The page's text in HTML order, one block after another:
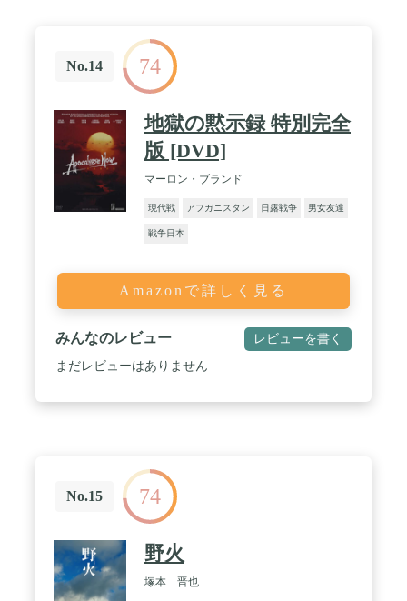
No.14 74
地獄の黙示録 特別完全
版 [DVD]
マーロン・ブランド
現代戦 アフガニスタン 日露戦争 男女友達
戦争日本
Amazonで詳しく見る
みんなのレビュー レビューを書く
まだレビューはありません
No.15 74
野火
塚本 晋也